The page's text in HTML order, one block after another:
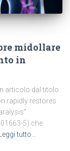
midollare
in
articolo dal titolo
rapidly restores
5) che
tutto…